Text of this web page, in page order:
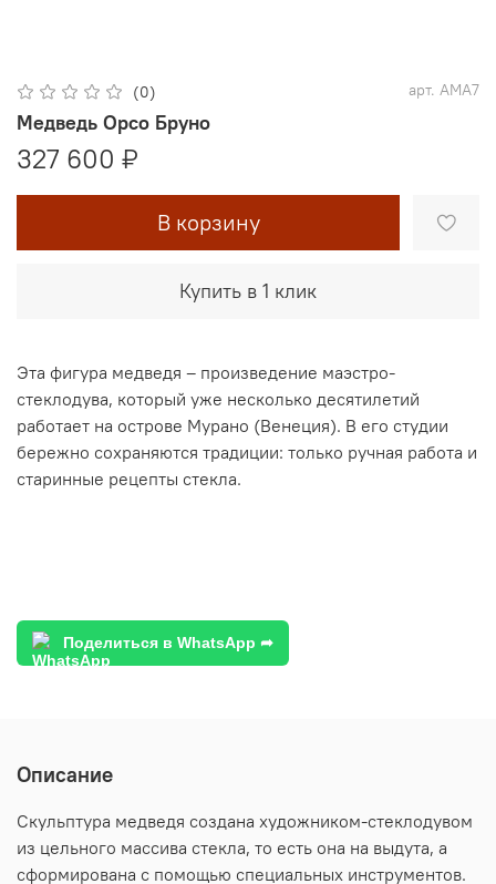
(0) арт. AMA7
Медведь Орсо Бруно
327 600 ₽
В корзину
Купить в 1 клик
Эта фигура медведя – произведение маэстро-
стеклодува, который уже несколько десятилетий
работает на острове Мурано (Венеция). В его студии
бережно сохраняются традиции: только ручная работа и
старинные рецепты стекла.
Поделиться в WhatsApp ➦
Описание
Скульптура медведя создана художником-стеклодувом
из цельного массива стекла, то есть она на выдута, а
сформирована с помощью специальных инструментов.